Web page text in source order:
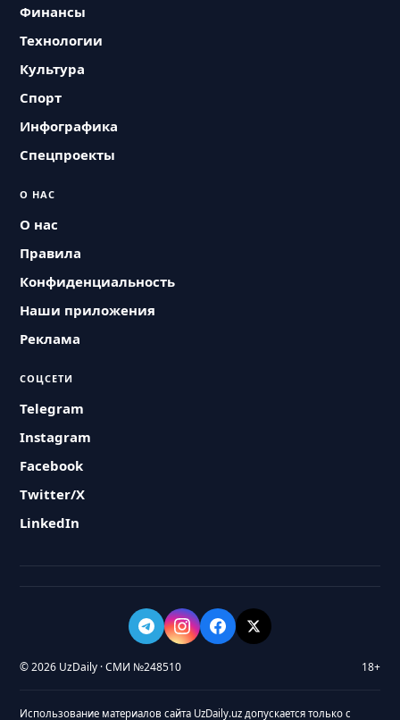
Финансы
Технологии
Культура
Спорт
Инфографика
Спецпроекты
О НАС
О нас
Правила
Конфиденциальность
Наши приложения
Реклама
СОЦСЕТИ
Telegram
Instagram
Facebook
Twitter/X
LinkedIn
© 2026 UzDaily · СМИ №248510 18+
Использование материалов сайта UzDaily.uz допускается только с